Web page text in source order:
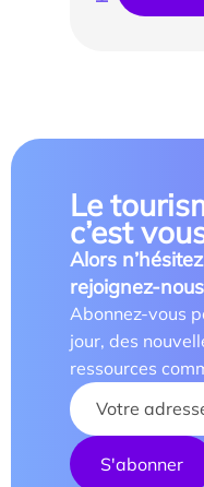
Le
c’est
Alors
rejoignez-
Abonnez-vous
jour, des
ressources
Your name :